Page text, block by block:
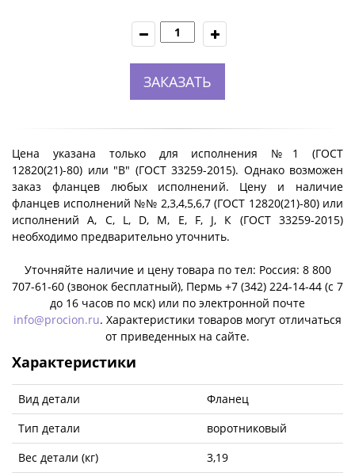
ЗАКАЗАТЬ
Цена указана только для исполнения №1 (ГОСТ
12820(21)-80) или "B" (ГОСТ 33259-2015). Однако возможен
заказ фланцев любых исполнений. Цену и наличие
фланцев исполнений №№ 2,3,4,5,6,7 (ГОСТ 12820(21)-80) или
исполнений A, C, L, D, M, E, F, J, К (ГОСТ 33259-2015)
необходимо предварительно уточнить.
Уточняйте наличие и цену товара по тел: Россия: 8 800
707-61-60 (звонок бесплатный), Пермь +7 (342) 224-14-44 (c 7
до 16 часов по мск) или по электронной почте
info@procion.ru. Характеристики товаров могут отличаться
от приведенных на сайте.
Характеристики
Вид детали
Фланец
Тип детали
воротниковый
Вес детали (кг)
3,19